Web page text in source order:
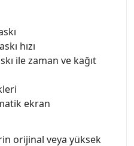
hızı
ile zaman ve kağıt
ekran
orijinal veya yüksek